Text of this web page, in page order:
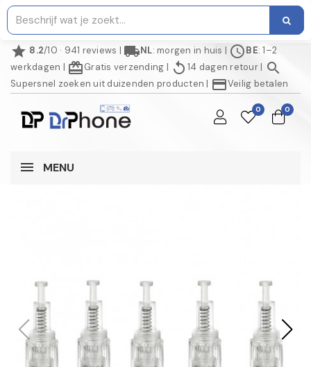
star 8.2/10 · 941 reviews | local_shippingNL: morgen in huis | scheduleBE: 1–2
werkdagen | redeemGratis verzending | replay 14 dagen retour| search
Supersnel zoeken uit duizenden producten | credit_cardVeilig betalen
0 0
MENU